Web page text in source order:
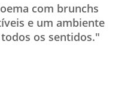
com brunchs
e um ambiente
os sentidos."